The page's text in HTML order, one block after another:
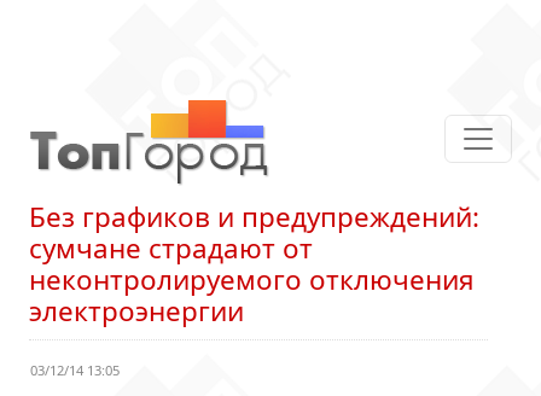
Без графиков и предупреждений:
сумчане страдают от
неконтролируемого отключения
электроэнергии
03/12/14 13:05